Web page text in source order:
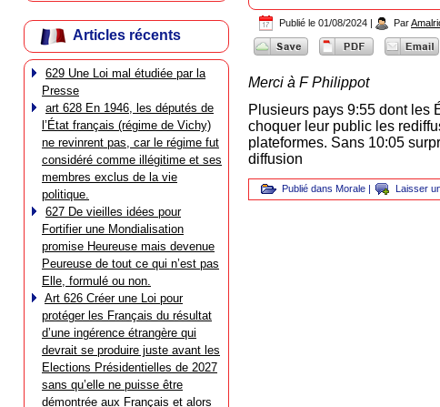
Articles récents
629 Une Loi mal étudiée par la
Presse
art 628 En 1946, les députés de
l’État français (régime de Vichy)
ne revinrent pas, car le régime fut
considéré comme illégitime et ses
membres exclus de la vie
politique.
627 De vieilles idées pour
Fortifier une Mondialisation
promise Heureuse mais devenue
Peureuse de tout ce qui n’est pas
Elle, formulé ou non.
Art 626 Créer une Loi pour
protéger les Français du résultat
d’une ingérence étrangère qui
devrait se produire juste avant les
Elections Présidentielles de 2027
sans qu’elle ne puisse être
démontrée aux Français et alors
Publié le 01/08/2024 | Par
Merci à F Philippot
Plusieurs pays 9:55 dont les
choquer leur public les
plateformes. Sans 10:05
diffusion
Publié dans Morale | Laisser